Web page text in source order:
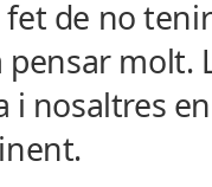
fet de no
molt.
i nosaltres